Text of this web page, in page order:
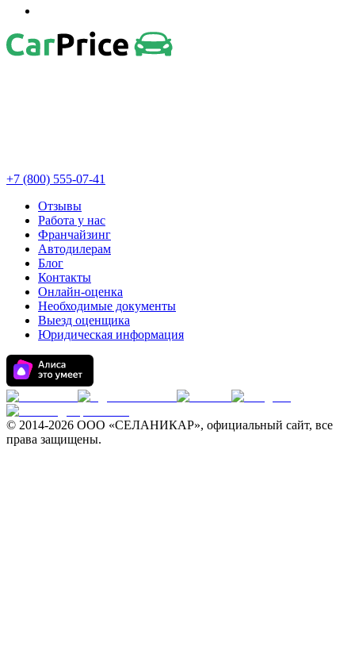
+7 (800) 555-07-41
Отзывы
Работа у нас
Франчайзинг
Автодилерам
Блог
Контакты
Онлайн-оценка
Необходимые документы
Выезд оценщика
Юридическая информация
© 2014-2026 ООО «СЕЛАНИКАР», официальный сайт, все
права защищены.